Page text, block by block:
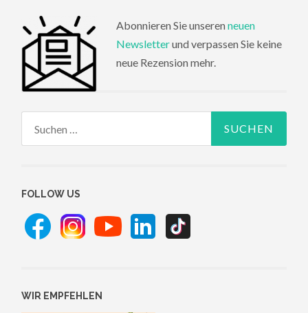
Abonnieren Sie unseren neuen
Newsletterund verpassen Sie keine
neue Rezension mehr.
FOLLOW US
WIR EMPFEHLEN